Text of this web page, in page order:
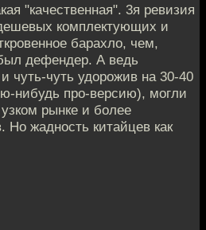
"качественная". 3я ревизия
комплектующих и
барахло, чем,
дефендер. А ведь
чуть-чуть удорожив на 30-40
нибудь про-версию), могли
рынке и более
Но жадность китайцев как